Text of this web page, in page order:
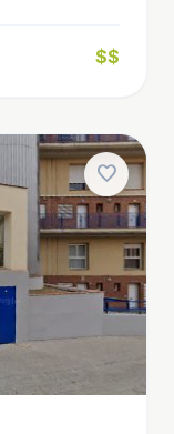
$$
favorite